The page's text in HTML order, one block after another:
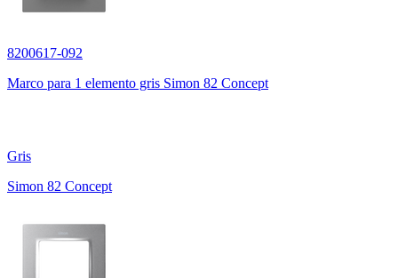
8200617-092
Marco para 1 elemento gris Simon 82 Concept
Gris
Simon 82 Concept